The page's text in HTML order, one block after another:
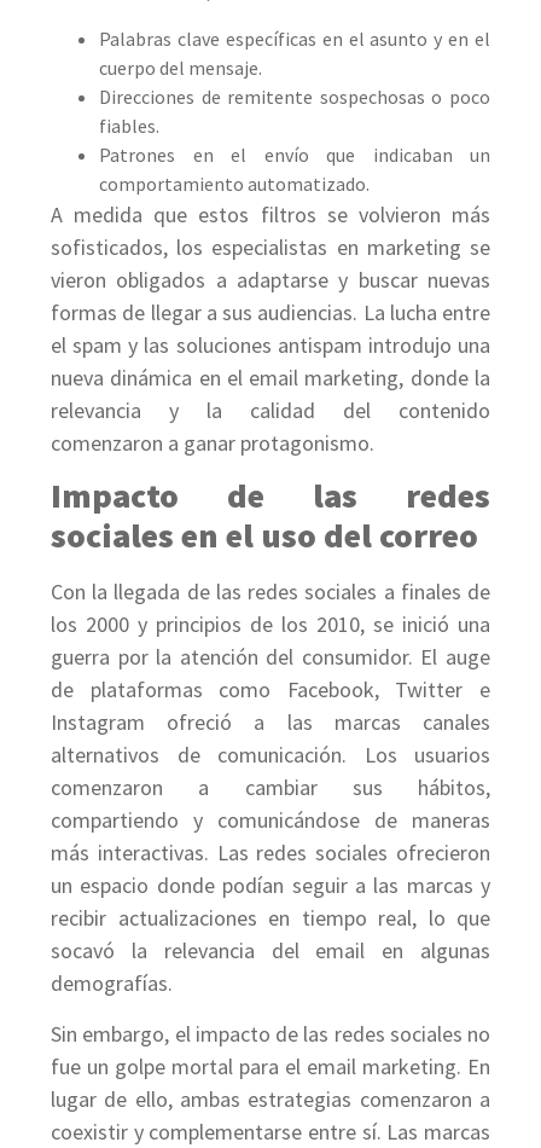
Palabras clave específicas en el asunto y en el
cuerpo del mensaje.
Direcciones de remitente sospechosas o poco
fiables.
Patrones en el envío que indicaban un
comportamiento automatizado.
A medida que estos filtros se volvieron más
sofisticados, los especialistas en marketing se
vieron obligados a adaptarse y buscar nuevas
formas de llegar a sus audiencias. La lucha entre
el spam y las soluciones antispam introdujo una
nueva dinámica en el email marketing, donde la
relevancia y la calidad del contenido
comenzaron a ganar protagonismo.
Impacto de las redes
sociales en el uso del correo
Con la llegada de las redes sociales a finales de
los 2000 y principios de los 2010, se inició una
guerra por la atención del consumidor. El auge
de plataformas como Facebook, Twitter e
Instagram ofreció a las marcas canales
alternativos de comunicación. Los usuarios
comenzaron a cambiar sus hábitos,
compartiendo y comunicándose de maneras
más interactivas. Las redes sociales ofrecieron
un espacio donde podían seguir a las marcas y
recibir actualizaciones en tiempo real, lo que
socavó la relevancia del email en algunas
demografías.
Sin embargo, el impacto de las redes sociales no
fue un golpe mortal para el email marketing. En
lugar de ello, ambas estrategias comenzaron a
coexistir y complementarse entre sí. Las marcas